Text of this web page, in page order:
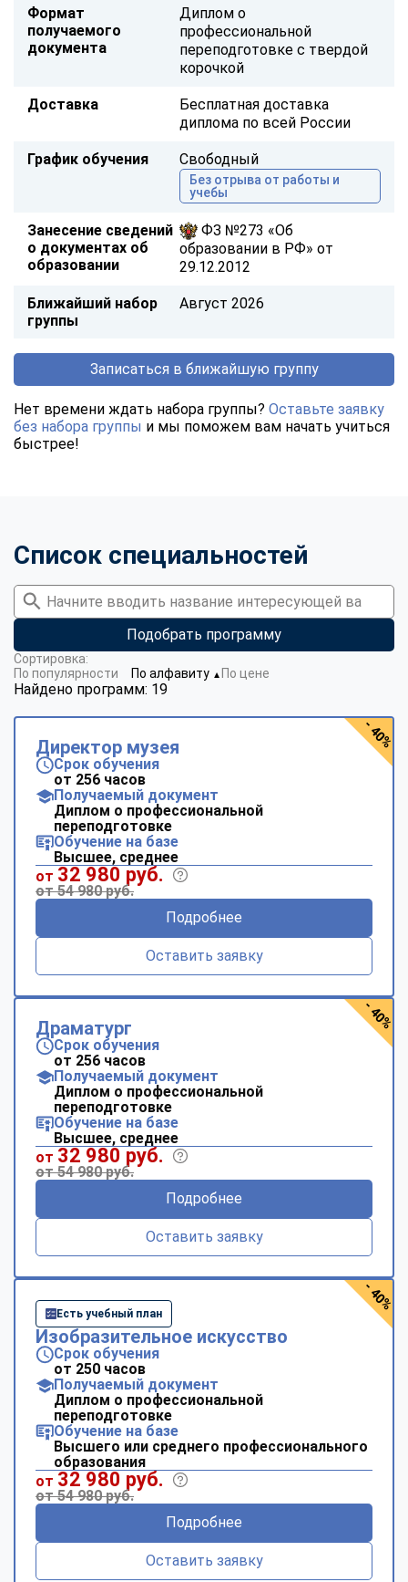
Формат
получаемого
документа
Диплом о
профессиональной
переподготовке с твердой
корочкой
Доставка
Бесплатная доставка
диплома по всей России
График обучения Свободный
Без отрыва от работы и
учебы
Занесение сведений
о документах об
образовании
ФЗ №273 «Об
образовании в РФ» от
29.12.2012
Ближайший набор
группы
Август 2026
Записаться в ближайшую группу
Нет времени ждать набора группы? Оставьте заявку
без набора группы и мы поможем вам начать учиться
быстрее!
Список специальностей
Подобрать программу
Найдено программ: 19
Сортировка:
По популярности
По алфавиту ▼ По цене
Директор музея
Срок обучения
от 256 часов
Получаемый документ
Диплом о профессиональной
переподготовке
Обучение на базе
Высшее, среднее
от 32 980 руб.
от 54 980 руб.
Подробнее
Оставить заявку
- 40%
Драматург
Срок обучения
от 256 часов
Получаемый документ
Диплом о профессиональной
переподготовке
Обучение на базе
Высшее, среднее
от 32 980 руб.
от 54 980 руб.
Подробнее
Оставить заявку
- 40%
Есть учебный план
Изобразительное искусство
Срок обучения
от 250 часов
Получаемый документ
Диплом о профессиональной
переподготовке
Обучение на базе
Высшего или среднего профессионального
образования
от 32 980 руб.
от 54 980 руб.
Подробнее
Оставить заявку
- 40%